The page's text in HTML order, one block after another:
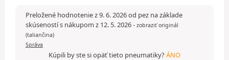
Preložené hodnotenie z 9. 6. 2026 od pez na základe
skúseností s nákupom z 12. 5. 2026- zobraziť originál
(taliančina)
Správa
Kúpili by ste si opäť tieto pneumatiky?ÁNO